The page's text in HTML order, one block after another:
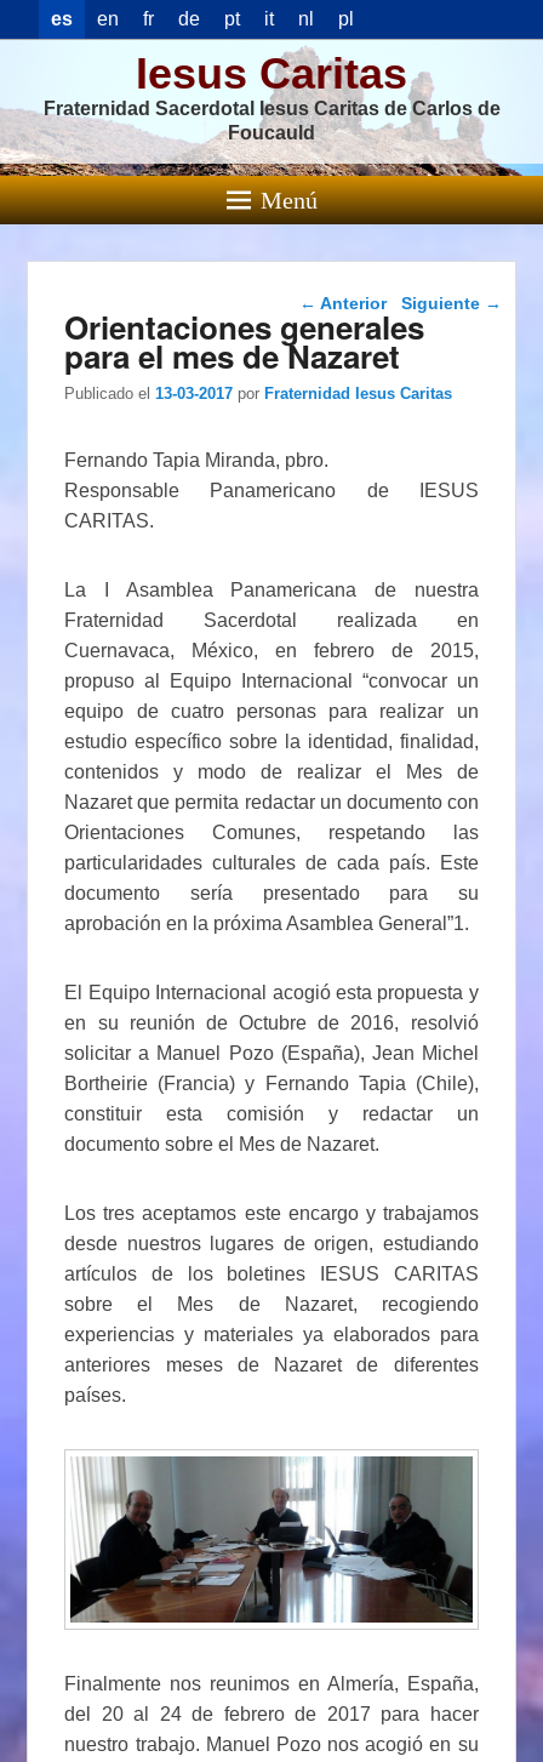
es en fr de pt it nl pl
Iesus Caritas
Fraternidad Sacerdotal Iesus Caritas de Carlos de
Foucauld
Menú
Navegación de
entradas
← Anterior Siguiente →
Orientaciones generales
para el mes de Nazaret
Publicado el 13-03-2017 porFraternidad Iesus Caritas
Fernando Tapia Miranda, pbro.
Responsable Panamericano de IESUS
CARITAS.
La I Asamblea Panamericana de nuestra
Fraternidad Sacerdotal realizada en
Cuernavaca, México, en febrero de 2015,
propuso al Equipo Internacional “convocar un
equipo de cuatro personas para realizar un
estudio específico sobre la identidad, finalidad,
contenidos y modo de realizar el Mes de
Nazaret que permita redactar un documento con
Orientaciones Comunes, respetando las
particularidades culturales de cada país. Este
documento sería presentado para su
aprobación en la próxima Asamblea General”1.
El Equipo Internacional acogió esta propuesta y
en su reunión de Octubre de 2016, resolvió
solicitar a Manuel Pozo (España), Jean Michel
Bortheirie (Francia) y Fernando Tapia (Chile),
constituir esta comisión y redactar un
documento sobre el Mes de Nazaret.
Los tres aceptamos este encargo y trabajamos
desde nuestros lugares de origen, estudiando
artículos de los boletines IESUS CARITAS
sobre el Mes de Nazaret, recogiendo
experiencias y materiales ya elaborados para
anteriores meses de Nazaret de diferentes
países.
Finalmente nos reunimos en Almería, España,
del 20 al 24 de febrero de 2017 para hacer
nuestro trabajo. Manuel Pozo nos acogió en su